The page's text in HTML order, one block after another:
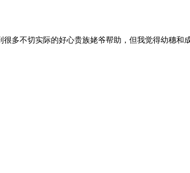
多不切实际的好心贵族姥爷帮助，但我觉得幼穗和